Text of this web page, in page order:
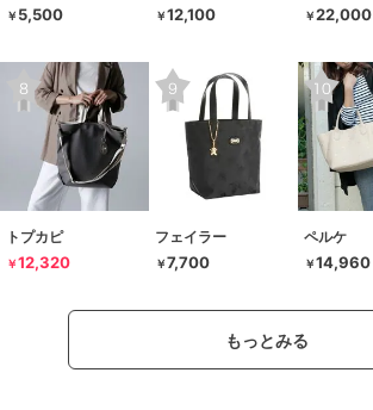
￥ 5,500 ￥12,100 ￥22,000
トプカピ
￥12,320
フェイラー
￥7,700
ペルケ
￥14,960
もっとみる